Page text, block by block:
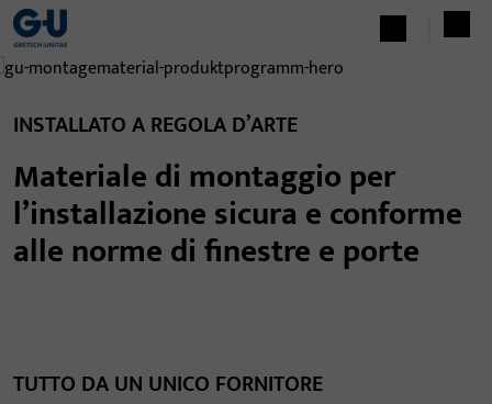
INSTALLATO A REGOLA D’ARTE
Materiale di montaggio per
l’installazione sicura e conforme
alle norme di finestre e porte
TUTTO DA UN UNICO FORNITORE